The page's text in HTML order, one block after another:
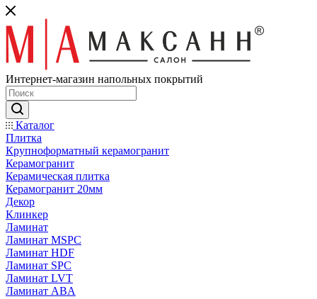
Интернет-магазин напольных покрытий
Каталог
Плитка
Крупноформатный керамогранит
Керамогранит
Керамическая плитка
Керамогранит 20мм
Декор
Клинкер
Ламинат
Ламинат MSPC
Ламинат HDF
Ламинат SPC
Ламинат LVT
Ламинат ABA